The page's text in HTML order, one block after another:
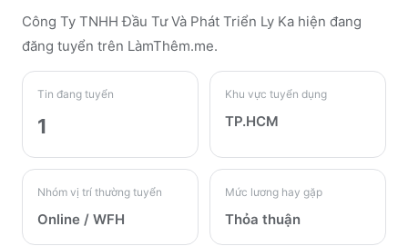
Công Ty TNHH Đầu Tư Và Phát Triển Ly Ka hiện đang
đăng tuyển trên LàmThêm.me.
Tin đang tuyển
1
Khu vực tuyển dụng
TP.HCM
Nhóm vị trí thường tuyển
Online / WFH
Mức lương hay gặp
Thỏa thuận